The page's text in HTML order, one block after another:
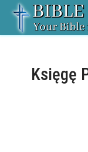
Księgę